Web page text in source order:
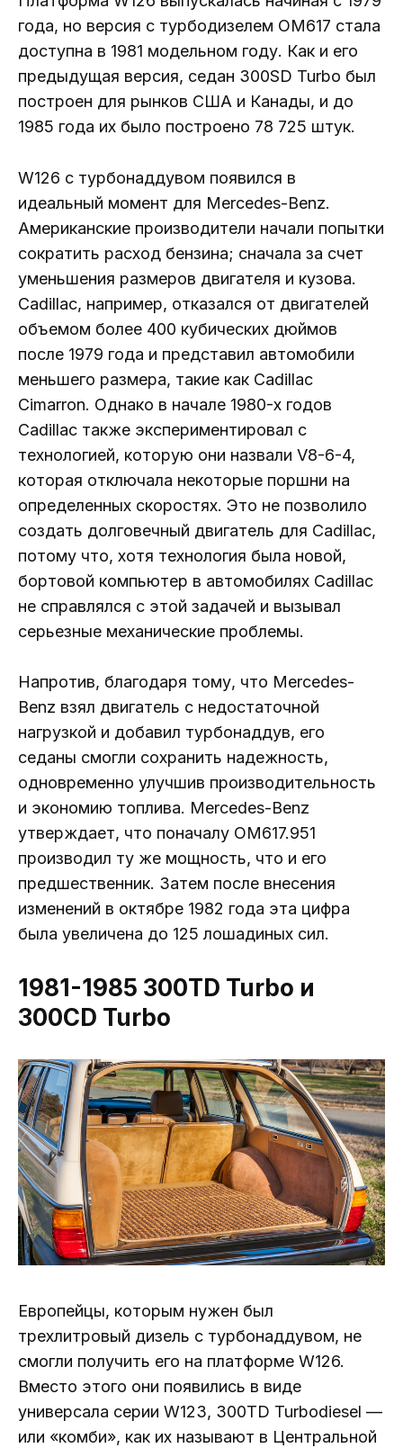
года, но версия с турбодизелем OM617 стала
доступна в 1981 модельном году. Как и его
предыдущая версия, седан 300SD Turbo был
построен для рынков США и Канады, и до
1985 года их было построено 78 725 штук.
W126 с турбонаддувом появился в
идеальный момент для Mercedes-Benz.
Американские производители начали попытки
сократить расход бензина; сначала за счет
уменьшения размеров двигателя и кузова.
Cadillac, например, отказался от двигателей
объемом более 400 кубических дюймов
после 1979 года и представил автомобили
меньшего размера, такие как Cadillac
Cimarron. Однако в начале 1980-х годов
Cadillac также экспериментировал с
технологией, которую они назвали V8-6-4,
которая отключала некоторые поршни на
определенных скоростях. Это не позволило
создать долговечный двигатель для Cadillac,
потому что, хотя технология была новой,
бортовой компьютер в автомобилях Cadillac
не справлялся с этой задачей и вызывал
серьезные механические проблемы.
Напротив, благодаря тому, что Mercedes-
Benz взял двигатель с недостаточной
нагрузкой и добавил турбонаддув, его
седаны смогли сохранить надежность,
одновременно улучшив производительность
и экономию топлива. Mercedes-Benz
утверждает, что поначалу OM617.951
производил ту же мощность, что и его
предшественник. Затем после внесения
изменений в октябре 1982 года эта цифра
была увеличена до 125 лошадиных сил.
1981-1985 300TD Turbo и
300CD Turbo
Европейцы, которым нужен был
трехлитровый дизель с турбонаддувом, не
смогли получить его на платформе W126.
Вместо этого они появились в виде
универсала серии W123, 300TD Turbodiesel —
или «комби», как их называют в Центральной